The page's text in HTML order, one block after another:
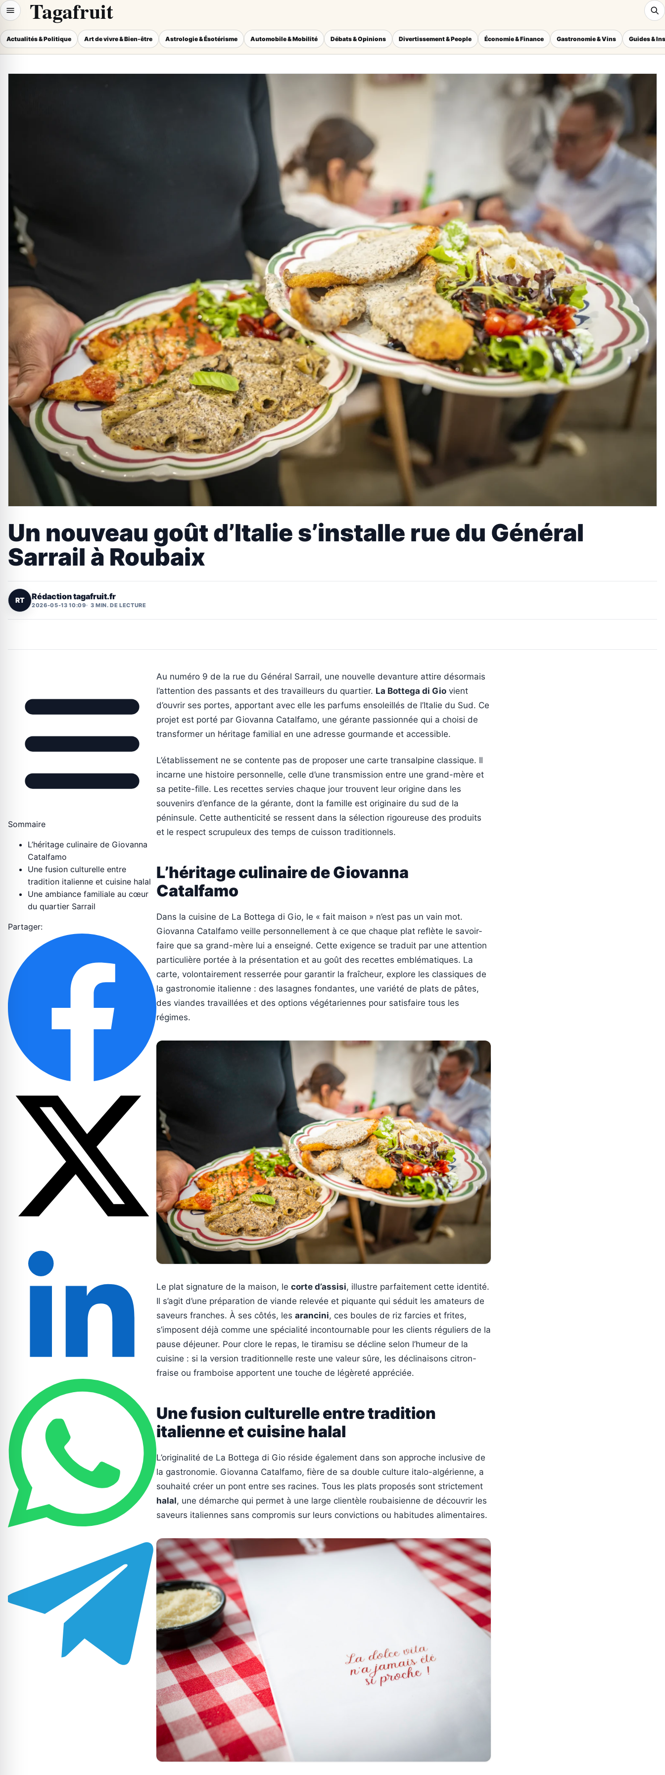
Tagafruit
Actualités & Politique Art de vivre & Bien-être Astrologie & Ésotérisme Automobile & Mobilité Débats & Opinions Divertissement & People Économie & Finance Gastronomie & Vins Guides &
Un nouveau goût d’Italie s’installe rue du Général
Sarrail à Roubaix
RT Rédaction tagafruit.fr
2026-05-13 10:09 3 MIN. DE LECTURE
Sommaire
L’héritage culinaire de Giovanna
Catalfamo
Une fusion culturelle entre
tradition italienne et cuisine halal
Une ambiance familiale au cœur
du quartier Sarrail
Partager:
Au numéro 9 de la rue du Général Sarrail, une nouvelle devanture attire désormais
l’attention des passants et des travailleurs du quartier. La Bottega di Gio vient
d’ouvrir ses portes, apportant avec elle les parfums ensoleillés de l’Italie du Sud. Ce
projet est porté par Giovanna Catalfamo, une gérante passionnée qui a choisi de
transformer un héritage familial en une adresse gourmande et accessible.
L’établissement ne se contente pas de proposer une carte transalpine classique. Il
incarne une histoire personnelle, celle d’une transmission entre une grand-mère et
sa petite-fille. Les recettes servies chaque jour trouvent leur origine dans les
souvenirs d’enfance de la gérante, dont la famille est originaire du sud de la
péninsule. Cette authenticité se ressent dans la sélection rigoureuse des produits
et le respect scrupuleux des temps de cuisson traditionnels.
L’héritage culinaire de Giovanna
Catalfamo
Dans la cuisine de La Bottega di Gio, le « fait maison » n’est pas un vain mot.
Giovanna Catalfamo veille personnellement à ce que chaque plat reflète le savoir-
faire que sa grand-mère lui a enseigné. Cette exigence se traduit par une attention
particulière portée à la présentation et au goût des recettes emblématiques. La
carte, volontairement resserrée pour garantir la fraîcheur, explore les classiques de
la gastronomie italienne : des lasagnes fondantes, une variété de plats de pâtes,
des viandes travaillées et des options végétariennes pour satisfaire tous les
régimes.
Le plat signature de la maison, le corte d’assisi, illustre parfaitement cette identité.
Il s’agit d’une préparation de viande relevée et piquante qui séduit les amateurs de
saveurs franches. À ses côtés, les arancini, ces boules de riz farcies et frites,
s’imposent déjà comme une spécialité incontournable pour les clients réguliers de la
pause déjeuner. Pour clore le repas, le tiramisu se décline selon l’humeur de la
cuisine : si la version traditionnelle reste une valeur sûre, les déclinaisons citron-
fraise ou framboise apportent une touche de légèreté appréciée.
Une fusion culturelle entre tradition
italienne et cuisine halal
L’originalité de La Bottega di Gio réside également dans son approche inclusive de
la gastronomie. Giovanna Catalfamo, fière de sa double culture italo-algérienne, a
souhaité créer un pont entre ses racines. Tous les plats proposés sont strictement
halal, une démarche qui permet à une large clientèle roubaisienne de découvrir les
saveurs italiennes sans compromis sur leurs convictions ou habitudes alimentaires.